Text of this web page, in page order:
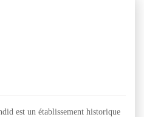
est un établissement historique